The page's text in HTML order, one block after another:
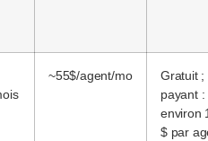
~55$/agent/mo
Gratuit ;
payant :
environ
$ par